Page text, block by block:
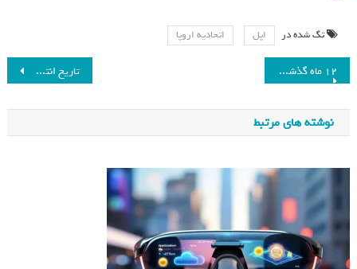
تگ شده در اپل اتحادیه اروپا
تاریخ انتشار One UI 6 برای گوشی‌های مختلف سامسونگ اعلام شد ۱۲ ماه گذشته گرم‌ترین دوران ثبت‌شده در تاریخ سیاره بوده است
نوشته های مرتبط